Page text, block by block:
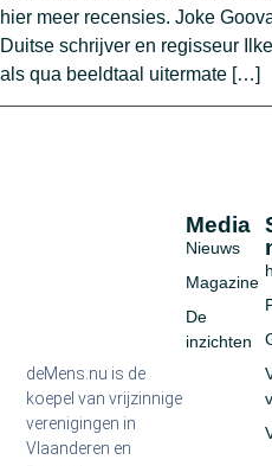
hier meer recensies. Joke
Duitse schrijver en regisseur
als qua beeldtaal uitermate […]
deMens.nu is de
koepel van vrijzinnige
verenigingen in
Vlaanderen en
Media
Nieuws
Magazine
De
inzichten